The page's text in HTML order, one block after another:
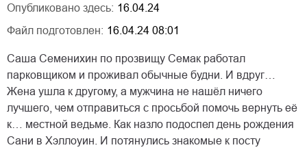
Опубликовано здесь: 16.04.24
Файл подготовлен: 16.04.24 08:01
Саша Семенихин по прозвищу Семак работал
парковщиком и проживал обычные будни. И вдруг…
Жена ушла к другому, а мужчина не нашёл ничего
лучшего, чем отправиться с просьбой помочь вернуть её
к… местной ведьме. Как назло подоспел день рождения
Сани в Хэллоуин. И потянулись знакомые к посту